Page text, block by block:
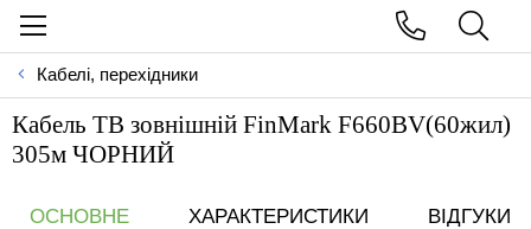
Кабелі, перехідники
Кабель ТВ зовнiшнiй FinMark F660BV(60жил)
305м ЧОРНИЙ
ОСНОВНЕ ХАРАКТЕРИСТИКИ ВІДГУКИ